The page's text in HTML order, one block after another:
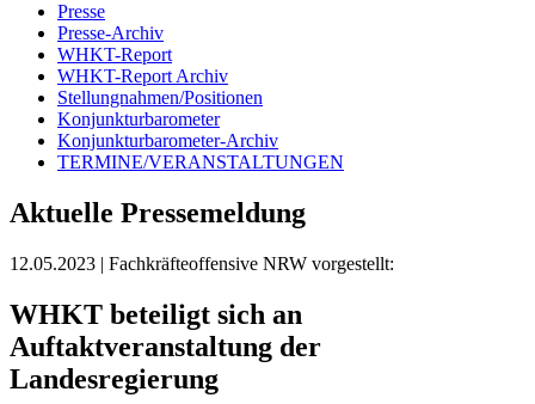
Presse
Presse-Archiv
WHKT-Report
WHKT-Report Archiv
Stellungnahmen/Positionen
Konjunkturbarometer
Konjunkturbarometer-Archiv
TERMINE/VERANSTALTUNGEN
Aktuelle Pressemeldung
12.05.2023 | Fachkräfteoffensive NRW vorgestellt:
WHKT beteiligt sich an
Auftaktveranstaltung der
Landesregierung